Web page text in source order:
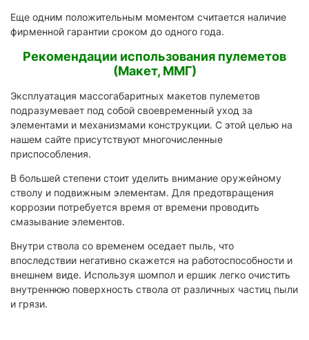
Еще одним положительным моментом считается наличие
фирменной гарантии сроком до одного года.
Рекомендации использования пулеметов
(Макет, ММГ)
Эксплуатация массогабаритных макетов пулеметов
подразумевает под собой своевременный уход за
элементами и механизмами конструкции. С этой целью на
нашем сайте присутствуют многочисленные
приспособления.
В большей степени стоит уделить внимание оружейному
стволу и подвижным элементам. Для предотвращения
коррозии потребуется время от времени проводить
смазывание элементов.
Внутри ствола со временем оседает пыль, что
впоследствии негативно скажется на работоспособности и
внешнем виде. Используя шомпол и ершик легко очистить
внутреннюю поверхность ствола от различных частиц пыли
и грязи.